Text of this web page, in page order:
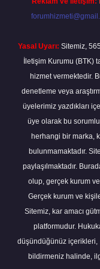
Yasal Uyarı: Sitemiz,
İletişim Kurumu (BTK)
hizmet vermektedir.
denetleme veya
üyelerimiz yazdıkları
üye olarak bu
herhangi bir marka,
bulunmamaktadır.
paylaşılmaktadır.
olup, gerçek kurum ve
Gerçek kurum ve
Sitemiz, kar amacı
platformudur.
düşündüğünüz içerikleri,
bildirmeniz halinde,